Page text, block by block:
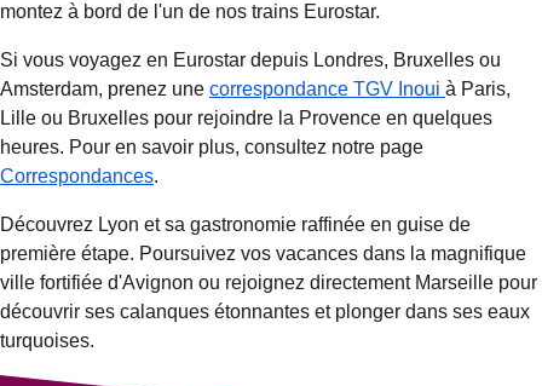
montez à bord de l'un de nos trains Eurostar.
Si vous voyagez en Eurostar depuis Londres, Bruxelles ou
Amsterdam, prenez une correspondance TGV Inoui à Paris,
Lille ou Bruxelles pour rejoindre la Provence en quelques
heures. Pour en savoir plus, consultez notre page
Correspondances.
Découvrez Lyon et sa gastronomie raffinée en guise de
première étape. Poursuivez vos vacances dans la magnifique
ville fortifiée d'Avignon ou rejoignez directement Marseille pour
découvrir ses calanques étonnantes et plonger dans ses eaux
turquoises.